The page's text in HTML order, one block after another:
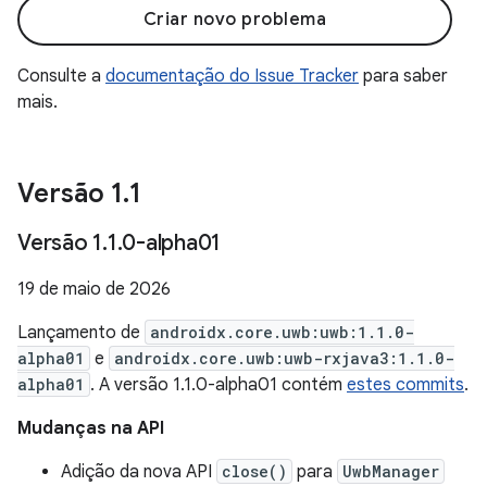
Criar novo problema
Consulte a documentação do Issue Tracker para saber
mais.
Versão 1.1
Versão 1.1.0-alpha01
19 de maio de 2026
Lançamento de androidx.core.uwb:uwb:1.1.0-
alpha01
e androidx.core.uwb:uwb-rxjava3:1.1.0-
alpha01 . A versão 1.1.0-alpha01 contém estes commits.
Mudanças na API
Adição da nova API close() para UwbManager